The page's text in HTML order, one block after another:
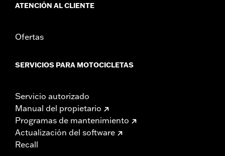
ATENCIÓN AL CLIENTE
Ofertas
SERVICIOS PARA MOTOCICLETAS
Servicio autorizado
Manual del propietario
Programas de mantenimiento
Actualización del software
Recall